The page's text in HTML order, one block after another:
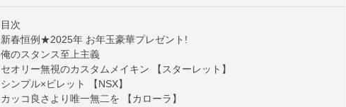
目次
新春恒例★2025年 お年玉豪華プレゼント!
俺のスタンス至上主義
セオリー無視のカスタムメイキン 【スターレット】
シンプル×ビレット 【NSX】
カッコ良さより唯一無二を 【カローラ】